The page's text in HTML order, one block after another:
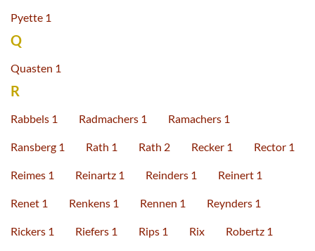
Pyette 1
Q
Quasten 1
R
Rabbels 1 Radmachers 1 Ramachers 1
Ransberg 1 Rath 1 Rath 2 Recker 1 Rector 1
Reimes 1 Reinartz 1 Reinders 1 Reinert 1
Renet 1 Renkens 1 Rennen 1 Reynders 1
Rickers 1 Riefers 1 Rips 1 Rix Robertz 1